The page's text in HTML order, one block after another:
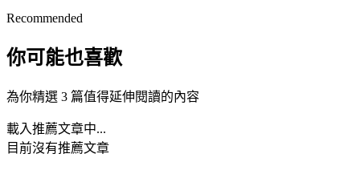
Recommended
你可能也喜歡
為你精選 3 篇值得延伸閱讀的內容
載入推薦文章中...
目前沒有推薦文章